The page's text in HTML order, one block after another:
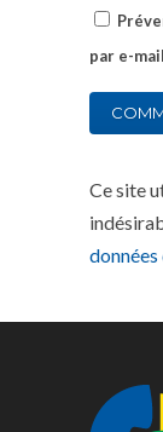
par e-
Ce site